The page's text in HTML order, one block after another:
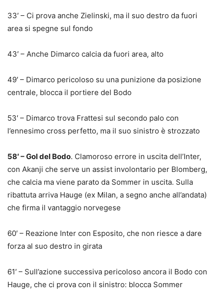
33′ – Ci prova anche Zielinski, ma il suo destro da fuori
area si spegne sul fondo
43′ – Anche Dimarco calcia da fuori area, alto
49′ – Dimarco pericoloso su una punizione da posizione
centrale, blocca il portiere del Bodo
53′ – Dimarco trova Frattesi sul secondo palo con
l’ennesimo cross perfetto, ma il suo sinistro è strozzato
58′ – Gol del Bodo. Clamoroso errore in uscita dell’Inter,
con Akanji che serve un assist involontario per Blomberg,
che calcia ma viene parato da Sommer in uscita. Sulla
ribattuta arriva Hauge (ex Milan, a segno anche all’andata)
che firma il vantaggio norvegese
60′ – Reazione Inter con Esposito, che non riesce a dare
forza al suo destro in girata
61′ – Sull’azione successiva pericoloso ancora il Bodo con
Hauge, che ci prova con il sinistro: blocca Sommer